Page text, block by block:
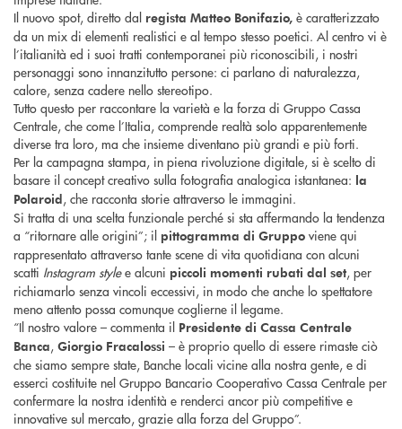
Il nuovo spot, diretto dal regista Matteo Bonifazio, è caratterizzato
da un mix di elementi realistici e al tempo stesso poetici. Al centro vi è
l’italianità ed i suoi tratti contemporanei più riconoscibili, i nostri
personaggi sono innanzitutto persone: ci parlano di naturalezza,
calore, senza cadere nello stereotipo.
Tutto questo per raccontare la varietà e la forza di Gruppo Cassa
Centrale, che come l’Italia, comprende realtà solo apparentemente
diverse tra loro, ma che insieme diventano più grandi e più forti.
Per la campagna stampa, in piena rivoluzione digitale, si è scelto di
basare il concept creativo sulla fotografia analogica istantanea: la
Polaroid, che racconta storie attraverso le immagini.
Si tratta di una scelta funzionale perché si sta affermando la tendenza
a “ritornare alle origini”; il pittogramma di Gruppo viene qui
rappresentato attraverso tante scene di vita quotidiana con alcuni
scatti Instagram stylee alcuni piccoli momenti rubati dal set, per
richiamarlo senza vincoli eccessivi, in modo che anche lo spettatore
meno attento possa comunque coglierne il legame.
“Il nostro valore – commenta il Presidente di Cassa Centrale
Banca, Giorgio Fracalossi – è proprio quello di essere rimaste ciò
che siamo sempre state, Banche locali vicine alla nostra gente, e di
esserci costituite nel Gruppo Bancario Cooperativo Cassa Centrale per
confermare la nostra identità e renderci ancor più competitive e
innovative sul mercato, grazie alla forza del Gruppo”.